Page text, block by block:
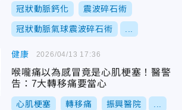
冠狀動脈鈣化 震波碎石術
冠狀動脈氣球震波碎石術
健康
喉嚨痛以為感冒竟是心肌梗塞！醫警
告：7大轉移痛要當心
心肌梗塞 轉移痛 振興醫院
2026/04/13 17:36